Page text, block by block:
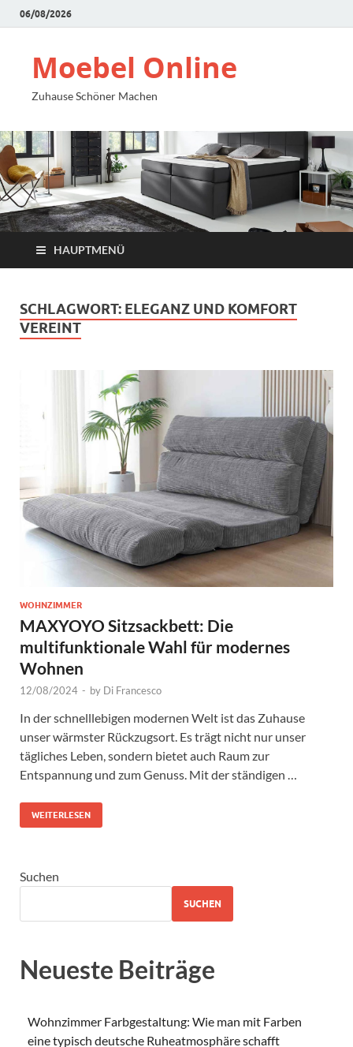
06/08/2026
Moebel Online
Zuhause Schöner Machen
HAUPTMENÜ
SCHLAGWORT: ELEGANZ UND KOMFORT
VEREINT
WOHNZIMMER
MAXYOYO Sitzsackbett: Die
multifunktionale Wahl für modernes
Wohnen
12/08/2024 - by Di Francesco
In der schnelllebigen modernen Welt ist das Zuhause
unser wärmster Rückzugsort. Es trägt nicht nur unser
tägliches Leben, sondern bietet auch Raum zur
Entspannung und zum Genuss. Mit der ständigen …
WEITERLESEN
Suchen
SUCHEN
Neueste Beiträge
Wohnzimmer Farbgestaltung: Wie man mit Farben
eine typisch deutsche Ruheatmosphäre schafft